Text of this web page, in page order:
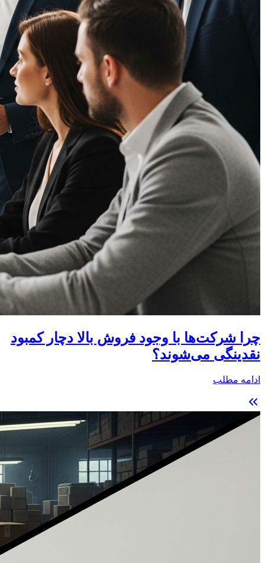
چرا شرکت‌ها با وجود فروش بالا دچار کمبود
نقدینگی می‌شوند؟
ادامه مطلب